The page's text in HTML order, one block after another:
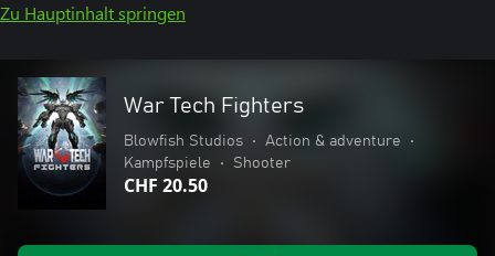
Zu Hauptinhalt springen
War Tech Fighters
Blowfish Studios • Action & adventure
•
Kampfspiele
• Shooter
CHF 20.50